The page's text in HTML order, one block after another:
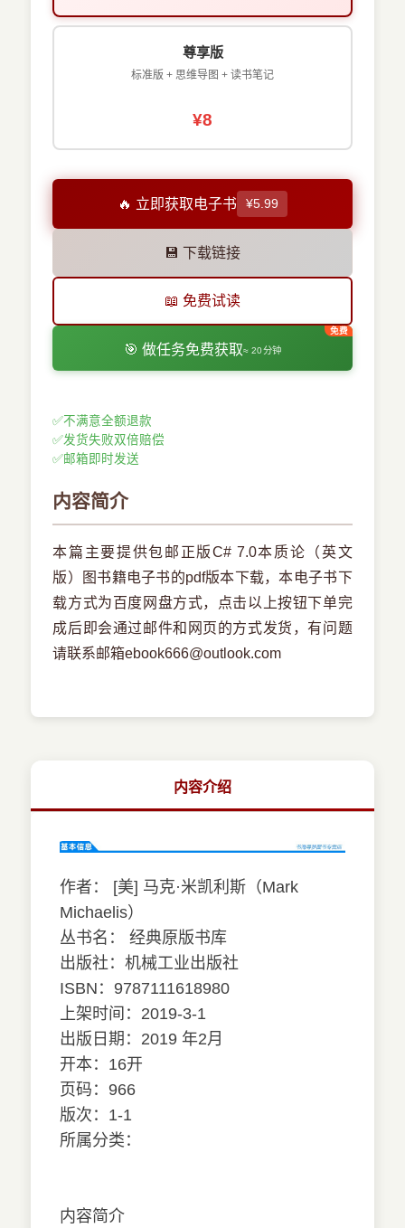
尊享版
标准版 + 思维导图 + 读书笔记
¥8
🔥 立即获取电子书 ¥5.99
💾 下载链接
📖 免费试读
🎯 做任务免费获取≈ 20分钟
✅不满意全额退款
✅发货失败双倍赔偿
✅邮箱即时发送
内容简介
本篇主要提供包邮正版C# 7.0本质论（英文
版）图书籍电子书的pdf版本下载，本电子书下
载方式为百度网盘方式，点击以上按钮下单完
成后即会通过邮件和网页的方式发货，有问题
请联系邮箱ebook666@outlook.com
内容介绍
作者： [美] 马克·米凯利斯（Mark
Michaelis）
丛书名： 经典原版书库
出版社：机械工业出版社
ISBN：9787111618980
上架时间：2019-3-1
出版日期：2019 年2月
开本：16开
页码：966
版次：1-1
所属分类：
内容简介